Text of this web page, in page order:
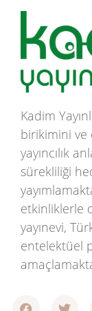
Kadim
birikimini ve
yayıncılık
sürekliliği
etkinliklerle
yayınevi,
entelektüel